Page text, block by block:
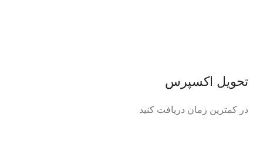
تحویل اکسپرس
در کمترین زمان دریافت کنید